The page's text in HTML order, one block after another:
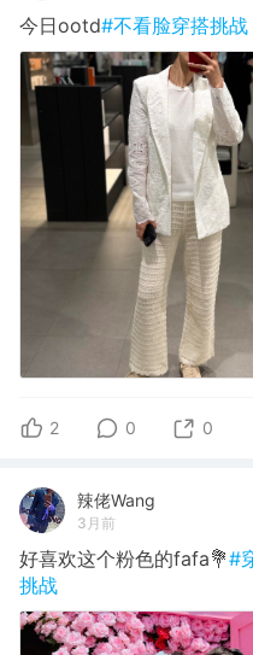
今日ootd#不看脸穿搭挑战
2 0 0
辣佬Wang
3月前
好喜欢这个粉色的fafa💐#
挑战